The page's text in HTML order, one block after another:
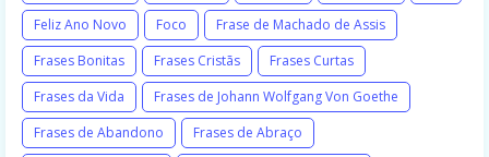
Feliz Ano Novo Foco
Frase de Machado de Assis
Frases Bonitas
Frases Cristãs
Frases Curtas
Frases da Vida
Frases de Johann Wolfgang Von Goethe
Frases de Abandono
Frases de Abraço